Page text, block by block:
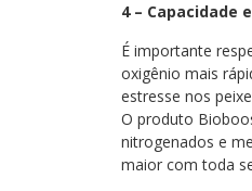
4 – Capacidade
É importante
oxigênio mais
estresse nos
O produto
nitrogenados e
maior com toda